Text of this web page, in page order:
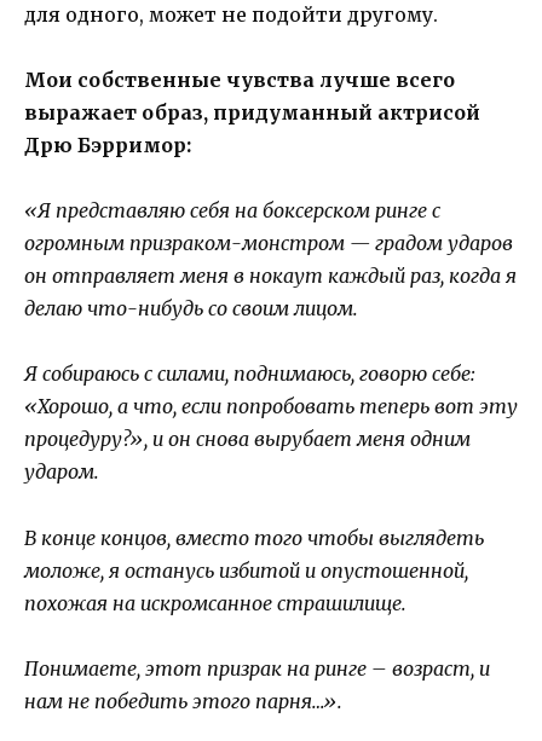
для одного, может не подойти другому.
Мои собственные чувства лучше всего
выражает образ, придуманный актрисой
Дрю Бэрримор:
«Я представляю себя на боксерском ринге с
огромным призраком-монстром — градом ударов
он отправляет меня в нокаут каждый раз, когда я
делаю что-нибудь со своим лицом.
Я собираюсь с силами, поднимаюсь, говорю себе:
«Хорошо, а что, если попробовать теперь вот эту
процедуру?», и он снова вырубает меня одним
ударом.
В конце концов, вместо того чтобы выглядеть
моложе, я останусь избитой и опустошенной,
похожая на искромсанное страшилище.
Понимаете, этот призрак на ринге – возраст, и
нам не победить этого парня…».